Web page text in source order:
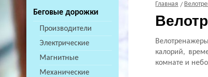
Беговые дорожки
Производители
Электрические
Магнитные
Механические
Главная
калорий,
комнате и